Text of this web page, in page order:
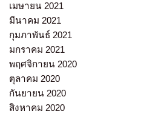
เมษายน 2021
มีนาคม 2021
กุมภาพันธ์ 2021
มกราคม 2021
พฤศจิกายน 2020
ตุลาคม 2020
กันยายน 2020
สิงหาคม 2020